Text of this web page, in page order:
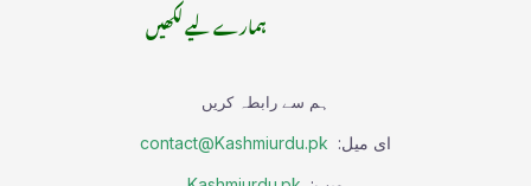
ہمارے لیے لکھیں
ہم سے رابطہ کریں
ای میل: contact@Kashmiurdu.pk